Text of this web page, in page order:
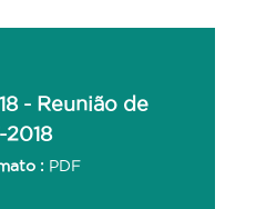
- Reunião de
: PDF